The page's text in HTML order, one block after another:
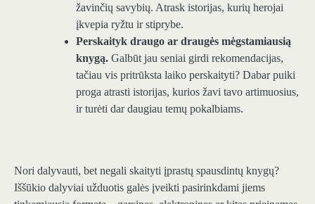
žavinčių savybių. Atrask istorijas, kurių herojai
įkvepia ryžtu ir stiprybe.
Perskaityk draugo ar draugės mėgstamiausią
knygą. Galbūt jau seniai girdi rekomendacijas,
tačiau vis pritrūksta laiko perskaityti? Dabar puiki
proga atrasti istorijas, kurios žavi tavo artimuosius,
ir turėti dar daugiau temų pokalbiams.
Nori dalyvauti, bet negali skaityti įprastų spausdintų knygų?
Iššūkio dalyviai užduotis galės įveikti pasirinkdami jiems